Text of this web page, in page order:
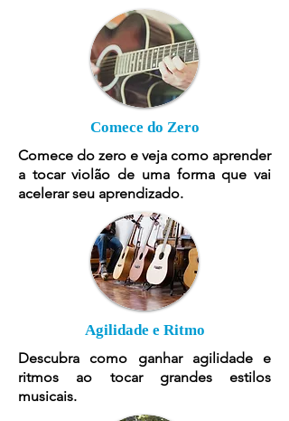
Comece do Zero
Comece do zero e veja como aprender
a tocar violão de uma forma que vai
acelerar seu aprendizado.
Agilidade e Ritmo
Descubra como ganhar agilidade e
ritmos ao tocar grandes estilos
musicais.